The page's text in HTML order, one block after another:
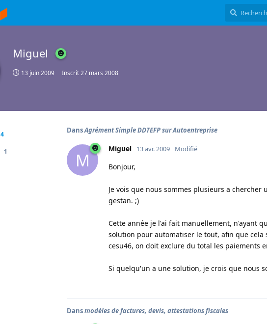
Miguel
13 juin 2009 Inscrit27 mars 2008
4
1
DansAgrément Simple DDTEFP sur Autoentreprise
M
Miguel 13 avr. 2009 Modifié
Bonjour,
Je vois que nous sommes plusieurs a
gestan. ;)
Cette année je l'ai fait manuellement, n'ayant
solution pour automatiser le tout, afin que
cesu46, on doit exclure du total les paiements
Si quelqu'un a une solution, je crois que nous
Dansmodèles de factures, devis, attestations fiscales